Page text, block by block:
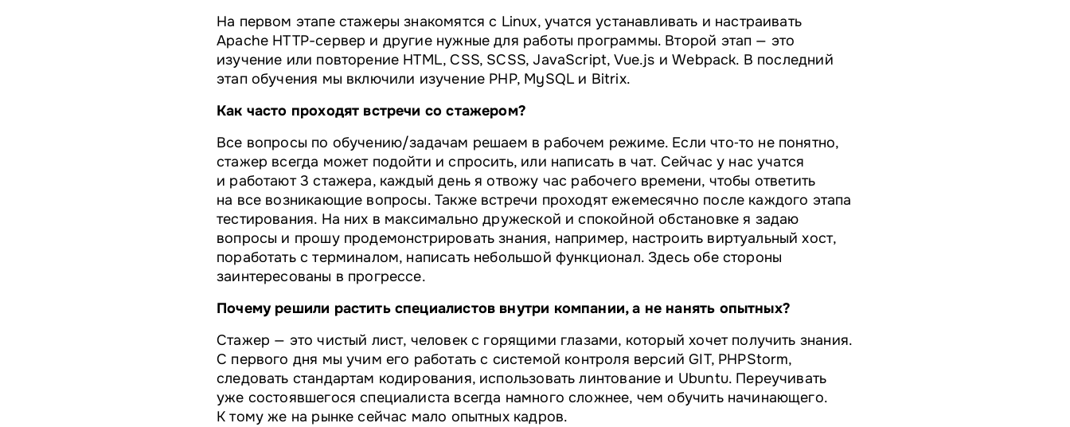
На первом этапе стажеры знакомятся с Linux, учатся устанавливать и настраивать
Apache HTTP-сервер и другие нужные для работы программы. Второй этап — это
изучение или повторение HTML, CSS, SCSS, JavaScript, Vue.js и Webpack. В последний
этап обучения мы включили изучение PHP, MySQL и Bitrix.
Как часто проходят встречи со стажером?
Все вопросы по обучению/задачам решаем в рабочем режиме. Если что‑то не понятно,
стажер всегда может подойти и спросить, или написать в чат. Сейчас у нас учатся
и работают 3 стажера, каждый день я отвожу час рабочего времени, чтобы ответить
на все возникающие вопросы. Также встречи проходят ежемесячно после каждого этапа
тестирования. На них в максимально дружеской и спокойной обстановке я задаю
вопросы и прошу продемонстрировать знания, например, настроить виртуальный хост,
поработать с терминалом, написать небольшой функционал. Здесь обе стороны
заинтересованы в прогрессе.
Почему решили растить специалистов внутри компании, а не нанять опытных?
Стажер — это чистый лист, человек с горящими глазами, который хочет получить знания.
С первого дня мы учим его работать с системой контроля версий GIT, PHPStorm,
следовать стандартам кодирования, использовать линтование и Ubuntu. Переучивать
уже состоявшегося специалиста всегда намного сложнее, чем обучить начинающего.
К тому же на рынке сейчас мало опытных кадров.